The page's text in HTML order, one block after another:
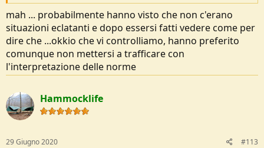
mah ... probabilmente hanno visto che non c'erano
situazioni eclatanti e dopo essersi fatti vedere come per
dire che ...okkio che vi controlliamo, hanno preferito
comunque non mettersi a trafficare con
l'interpretazione delle norme
Hammocklife
29 Giugno 2020 #113